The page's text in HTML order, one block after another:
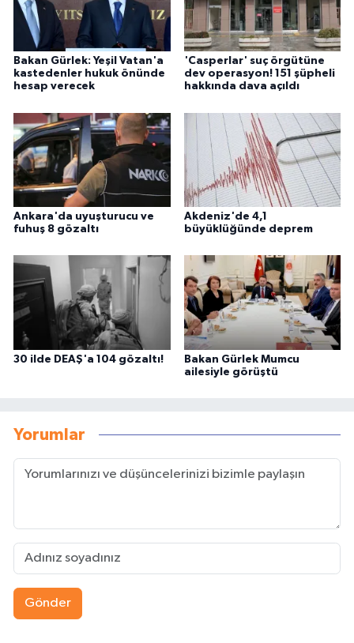
Bakan Gürlek: Yeşil Vatan'a
kastedenler hukuk önünde
hesap verecek
'Casperlar' suç örgütüne
dev operasyon! 151 şüpheli
hakkında dava açıldı
Ankara'da uyuşturucu ve
fuhuş 8 gözaltı
Akdeniz'de 4,1
büyüklüğünde deprem
30 ilde DEAŞ'a 104 gözaltı!
Bakan Gürlek Mumcu
ailesiyle görüştü
Yorumlar
Gönder